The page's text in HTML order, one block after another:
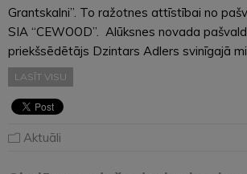
Grantskalni”. To ražotnes attīstībai no
SIA “CEWOOD”. Alūksnes novada
priekšsēdētājs Dzintars Adlers svinīgajā
LASĪT VISU
Aktuāli